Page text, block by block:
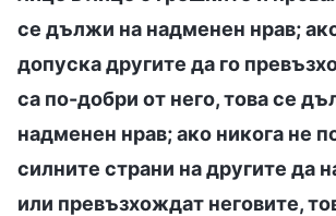
се дължи на надменен нрав;
допуска другите да го
са по-добри от него, това се
надменен нрав; ако никога не
силните страни на другите да
или превъзхождат неговите,